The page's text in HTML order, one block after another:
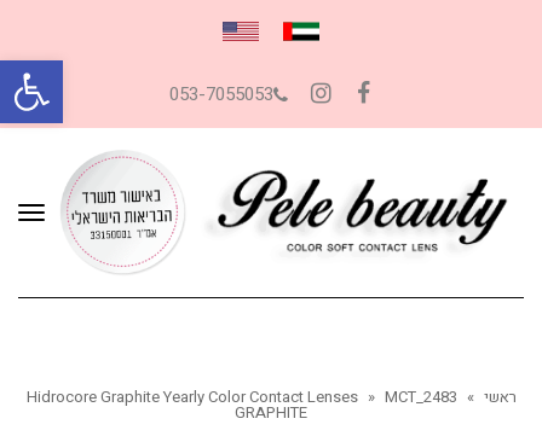
פתח 053-7055053
ראשי »
Hidrocore Graphite Yearly Color Contact Lenses » MCT_2483
GRAPHITE